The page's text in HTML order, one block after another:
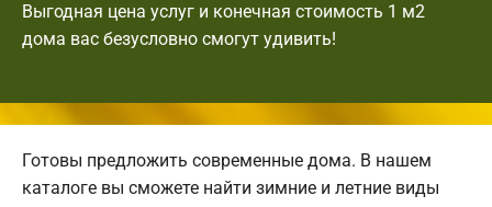
Выгодная цена услуг и конечная стоимость 1 м2
дома вас безусловно смогут удивить!
Готовы предложить современные дома. В нашем
каталоге вы сможете найти зимние и летние виды